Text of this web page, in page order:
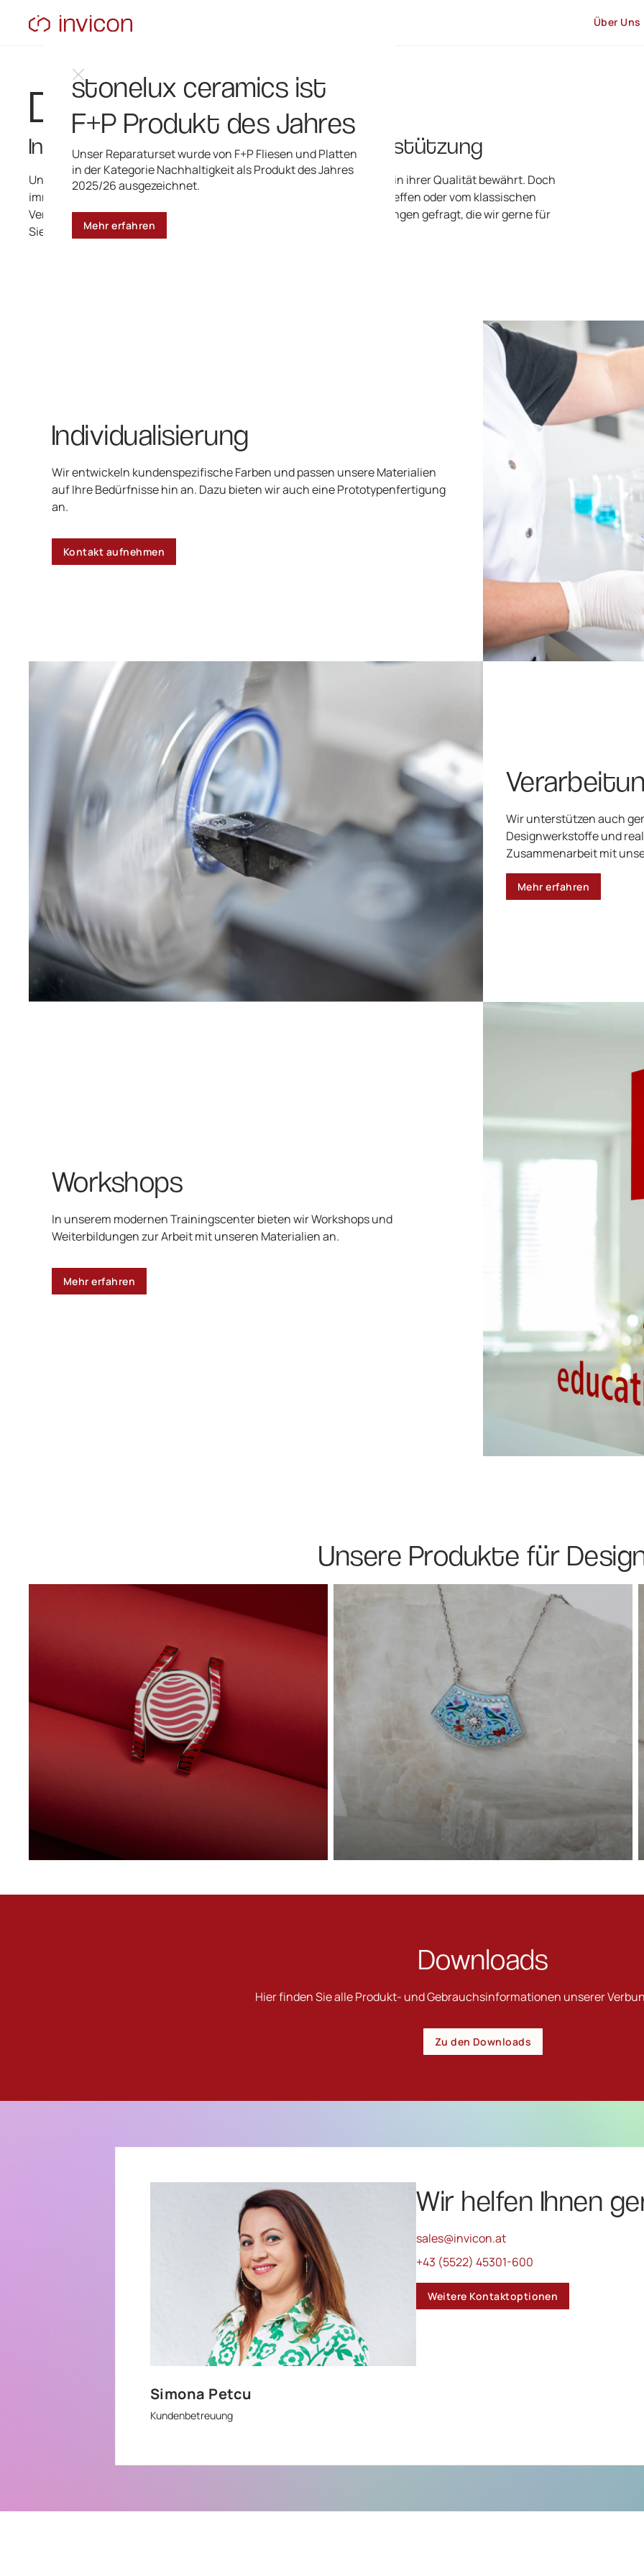
Über Uns
stonelux ceramics ist
F+P Produkt des Jahres
Unser Reparaturset wurde von F+P Fliesen und Platten
in der Kategorie Nachhaltigkeit als Produkt des Jahres
2025/26 ausgezeichnet.
Mehr erfahren
Design-Services
Individuelle Dienstleistungen zur Unterstützung
Unsere Designwerkstoffe werden weltweit eingesetzt und haben sich in ihrer Qualität bewährt. Doch
immer wieder gibt es individuelle Anforderungen, die das Material betreffen oder vom klassischen
Verarbeitungsprozess abweichen. Dann sind maßgeschneiderte Lösungen gefragt, die wir gerne für
Sie entwickeln und fertigen.
Individualisierung
Wir entwickeln kundenspezifische Farben und passen unsere Materialien
auf Ihre Bedürfnisse hin an. Dazu bieten wir auch eine Prototypenfertigung
an.
Kontakt aufnehmen
Wir unterstützen auch
Designwerkstoffe und
Zusammenarbeit mit
Mehr erfahren
Workshops
In unserem modernen Trainingscenter bieten wir Workshops und
Weiterbildungen zur Arbeit mit unseren Materialien an.
Mehr erfahren
Unsere Produkte für
Downloads
Hier finden Sie alle Produkt- und Gebrauchsinformationen unserer
Zu den Downloads
Simona Petcu
Kundenbetreuung
Wir helfen Ihnen
sales@invicon.at
+43 (5522) 45301-600
Weitere Kontaktoptionen